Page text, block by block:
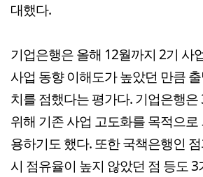
대했다.
기업은행은 올해 12월까지 2기 사
사업 동향 이해도가 높았던 만큼
치를 점했다는 평가다. 기업은행
위해 기존 사업 고도화를 목적으
용하기도 했다. 또한 국책은행인
시 점유율이 높지 않았던 점 등도